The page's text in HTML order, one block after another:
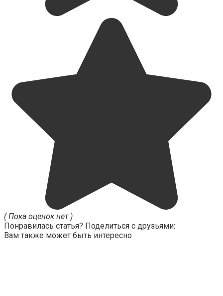
( Пока оценок нет )
Понравилась статья? Поделиться с друзьями:
Вам также может быть интересно